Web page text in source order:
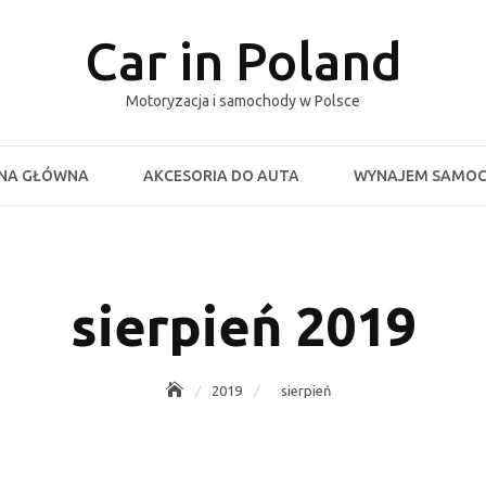
Car in Poland
Motoryzacja i samochody w Polsce
GŁÓWNA AKCESORIA DO AUTA WYNAJEM
sierpień 2019
2019 sierpień